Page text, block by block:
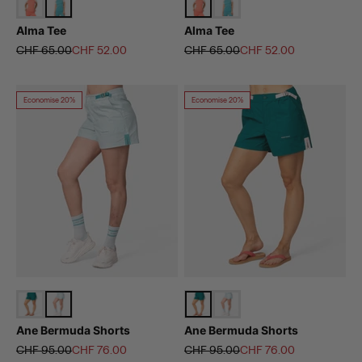
Alma Tee
Prix normal
CHF 65.00Prix de vente
CHF 52.00
Alma Tee
Prix normal
CHF 65.00Prix de vente
CHF 52.00
Economise 20%
Ane Bermuda Shorts
Prix normal
CHF 95.00Prix de vente
CHF 76.00
Economise 20%
Ane Bermuda Shorts
Prix normal
CHF 95.00Prix de vente
CHF 76.00